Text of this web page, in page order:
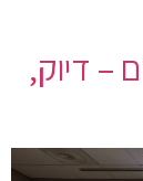
– דיוק,